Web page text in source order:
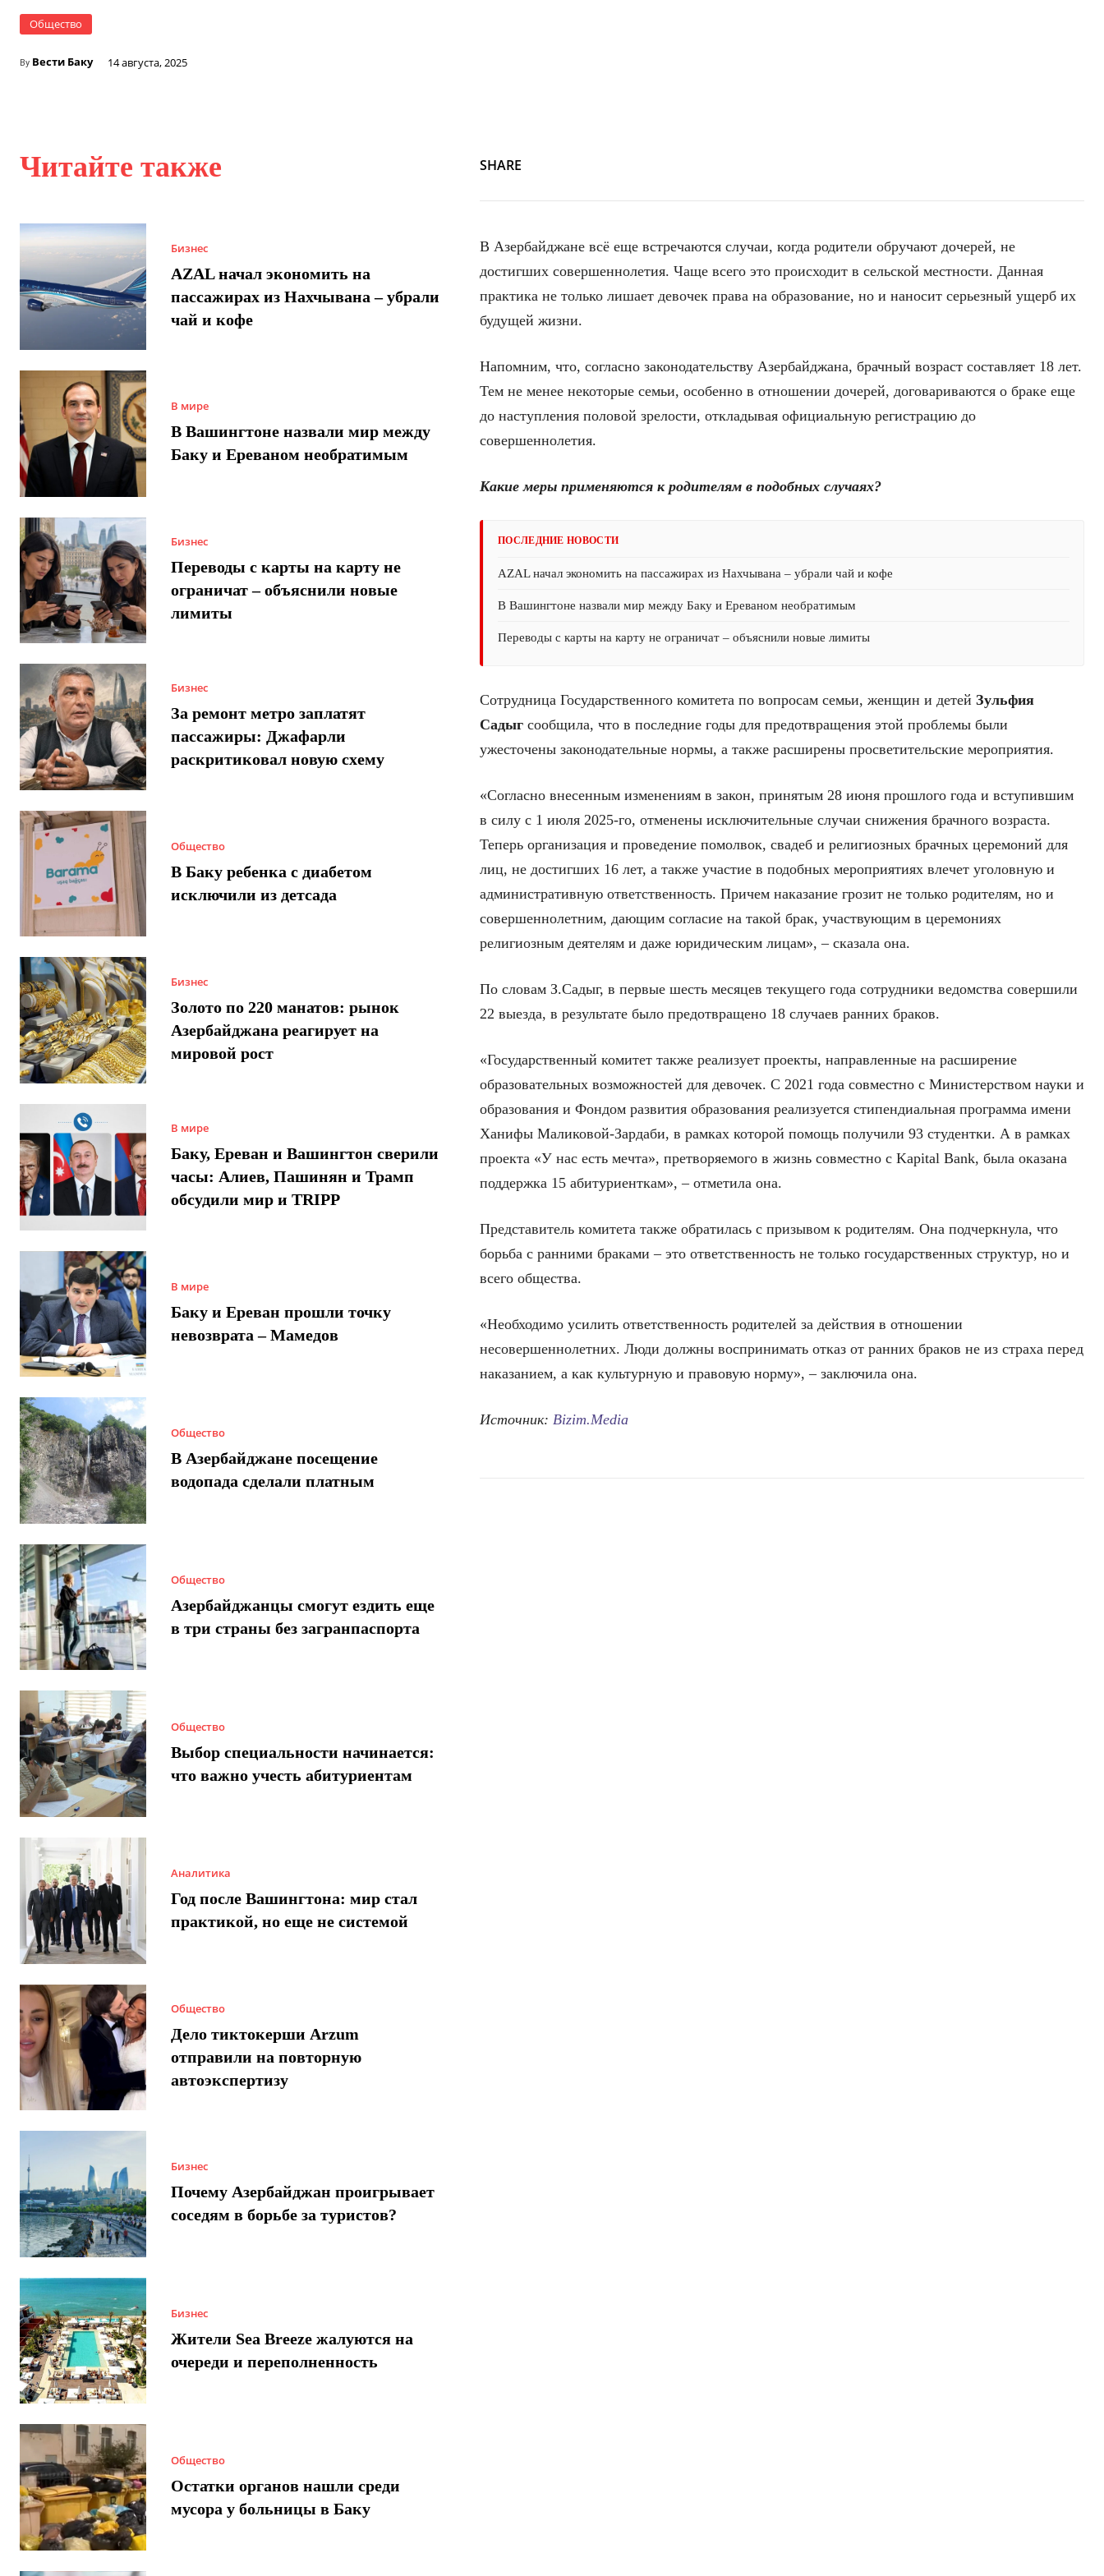
Общество
By Вести Баку 14 августа, 2025
Читайте также
Бизнес
AZAL начал экономить на
пассажирах из Нахчывана – убрали
чай и кофе
В мире
В Вашингтоне назвали мир между
Баку и Ереваном необратимым
Бизнес
Переводы с карты на карту не
ограничат – объяснили новые
лимиты
Бизнес
За ремонт метро заплатят
пассажиры: Джафарли
раскритиковал новую схему
Общество
В Баку ребенка с диабетом
исключили из детсада
Бизнес
Золото по 220 манатов: рынок
Азербайджана реагирует на
мировой рост
В мире
Баку, Ереван и Вашингтон сверили
часы: Алиев, Пашинян и Трамп
обсудили мир и TRIPP
В мире
Баку и Ереван прошли точку
невозврата – Мамедов
Общество
В Азербайджане посещение
водопада сделали платным
Общество
Азербайджанцы смогут ездить еще
в три страны без загранпаспорта
Общество
Выбор специальности начинается:
что важно учесть абитуриентам
Аналитика
Год после Вашингтона: мир стал
практикой, но еще не системой
Общество
Дело тиктокерши Arzum
отправили на повторную
автоэкспертизу
Бизнес
Почему Азербайджан проигрывает
соседям в борьбе за туристов?
Бизнес
Жители Sea Breeze жалуются на
очереди и переполненность
Общество
Остатки органов нашли среди
мусора у больницы в Баку
SHARE
В Азербайджане всё еще встречаются случаи, когда родители обручают дочерей, не
достигших совершеннолетия. Чаще всего это происходит в сельской местности. Данная
практика не только лишает девочек права на образование, но и наносит серьезный ущерб их
будущей жизни.
Напомним, что, согласно законодательству Азербайджана, брачный возраст составляет 18 лет.
Тем не менее некоторые семьи, особенно в отношении дочерей, договариваются о браке еще
до наступления половой зрелости, откладывая официальную регистрацию до
совершеннолетия.
Какие меры применяются к родителям в подобных случаях?
ПОСЛЕДНИЕ НОВОСТИ
AZAL начал экономить на пассажирах из Нахчывана – убрали чай и кофе
В Вашингтоне назвали мир между Баку и Ереваном необратимым
Переводы с карты на карту не ограничат – объяснили новые лимиты
Сотрудница Государственного комитета по вопросам семьи, женщин и детей Зульфия
Садыг сообщила, что в последние годы для предотвращения этой проблемы были
ужесточены законодательные нормы, а также расширены просветительские мероприятия.
«Согласно внесенным изменениям в закон, принятым 28 июня прошлого года и вступившим
в силу с 1 июля 2025-го, отменены исключительные случаи снижения брачного возраста.
Теперь организация и проведение помолвок, свадеб и религиозных брачных церемоний для
лиц, не достигших 16 лет, а также участие в подобных мероприятиях влечет уголовную и
административную ответственность. Причем наказание грозит не только родителям, но и
совершеннолетним, дающим согласие на такой брак, участвующим в церемониях
религиозным деятелям и даже юридическим лицам», – сказала она.
По словам З.Садыг, в первые шесть месяцев текущего года сотрудники ведомства совершили
22 выезда, в результате было предотвращено 18 случаев ранних браков.
«Государственный комитет также реализует проекты, направленные на расширение
образовательных возможностей для девочек. С 2021 года совместно с Министерством науки и
образования и Фондом развития образования реализуется стипендиальная программа имени
Ханифы Маликовой-Зардаби, в рамках которой помощь получили 93 студентки. А в рамках
проекта «У нас есть мечта», претворяемого в жизнь совместно с Kapital Bank, была оказана
поддержка 15 абитуриенткам», – отметила она.
Представитель комитета также обратилась с призывом к родителям. Она подчеркнула, что
борьба с ранними браками – это ответственность не только государственных структур, но и
всего общества.
«Необходимо усилить ответственность родителей за действия в отношении
несовершеннолетних. Люди должны воспринимать отказ от ранних браков не из страха перед
наказанием, а как культурную и правовую норму», – заключила она.
Источник: Bizim.Media